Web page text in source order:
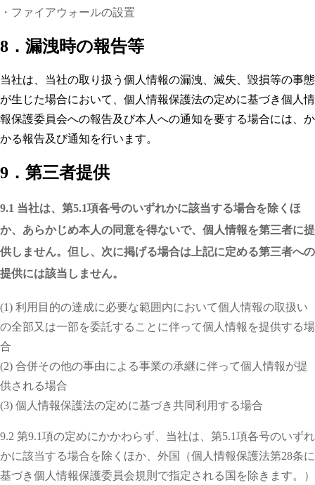
・ファイアウォールの設置
8．漏洩時の報告等
当社は、当社の取り扱う個人情報の漏洩、滅失、毀損等の事態
が生じた場合において、個人情報保護法の定めに基づき個人情
報保護委員会への報告及び本人への通知を要する場合には、か
かる報告及び通知を行います。
9．第三者提供
9.1 当社は、第5.1項各号のいずれかに該当する場合を除くほ
か、あらかじめ本人の同意を得ないで、個人情報を第三者に提
供しません。但し、次に掲げる場合は上記に定める第三者への
提供には該当しません。
(1) 利用目的の達成に必要な範囲内において個人情報の取扱い
の全部又は一部を委託することに伴って個人情報を提供する場
合
(2) 合併その他の事由による事業の承継に伴って個人情報が提
供される場合
(3) 個人情報保護法の定めに基づき共同利用する場合
9.2 第9.1項の定めにかかわらず、当社は、第5.1項各号のいずれ
かに該当する場合を除くほか、外国（個人情報保護法第28条に
基づき個人情報保護委員会規則で指定される国を除きます。）